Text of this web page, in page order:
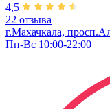
4,5
22 отзыва
г.Махачкала,
Пн-Вс 10:00-22:00